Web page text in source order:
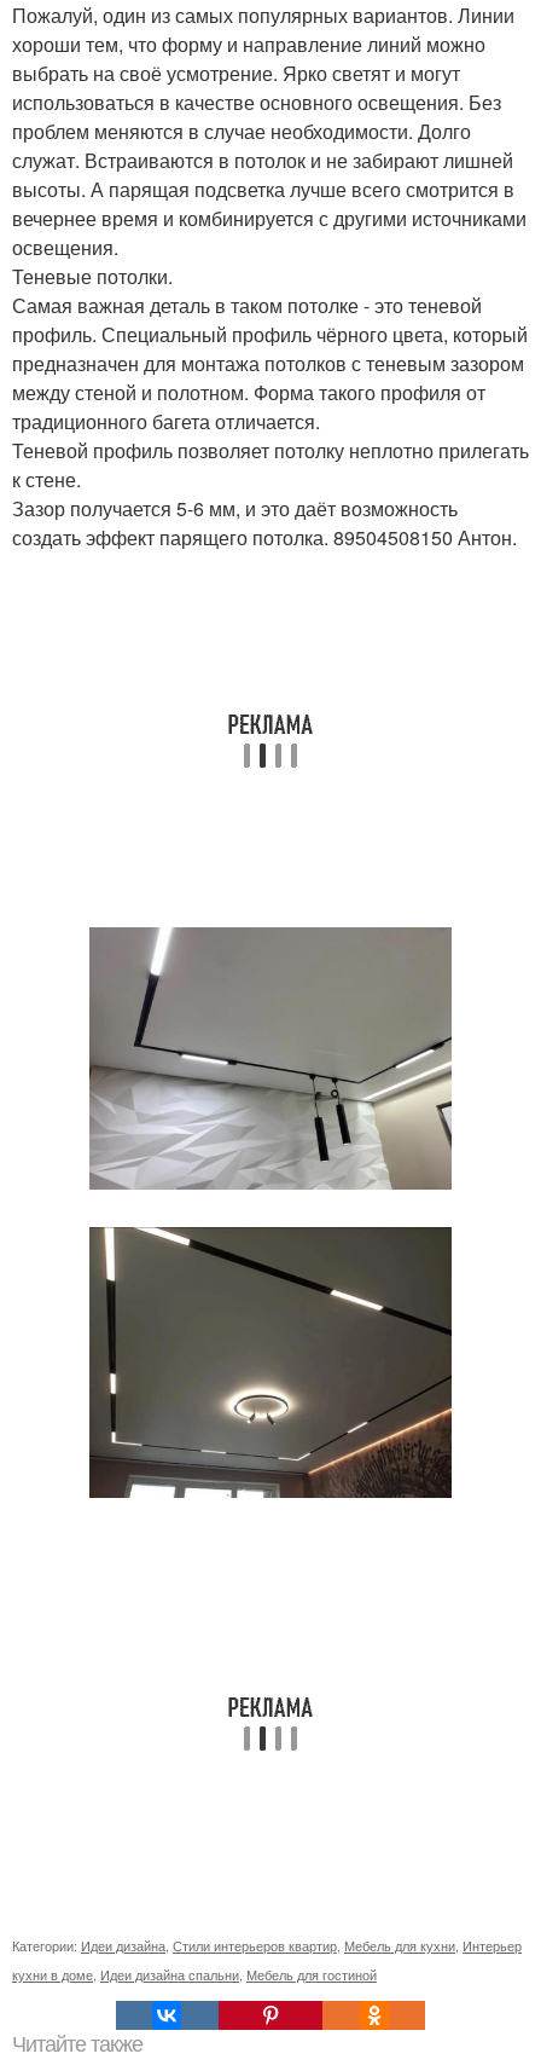
Пожалуй, один из самых популярных вариантов. Линии
хороши тем, что форму и направление линий можно
выбрать на своё усмотрение. Ярко светят и могут
использоваться в качестве основного освещения. Без
проблем меняются в случае необходимости. Долго
служат. Встраиваются в потолок и не забирают лишней
высоты. А парящая подсветка лучше всего смотрится в
вечернее время и комбинируется с другими источниками
освещения.
Теневые потолки.
Самая важная деталь в таком потолке - это теневой
профиль. Специальный профиль чёрного цвета, который
предназначен для монтажа потолков с теневым зазором
между стеной и полотном. Форма такого профиля от
традиционного багета отличается.
Теневой профиль позволяет потолку неплотно прилегать
к стене.
Зазор получается 5-6 мм, и это даёт возможность
создать эффект парящего потолка. 89504508150 Антон.
Категории: Идеи дизайна Стили интерьеров квартир Мебель для кухни Интерьер
кухни в доме Идеи дизайна спальни Мебель для гостиной
Читайте также